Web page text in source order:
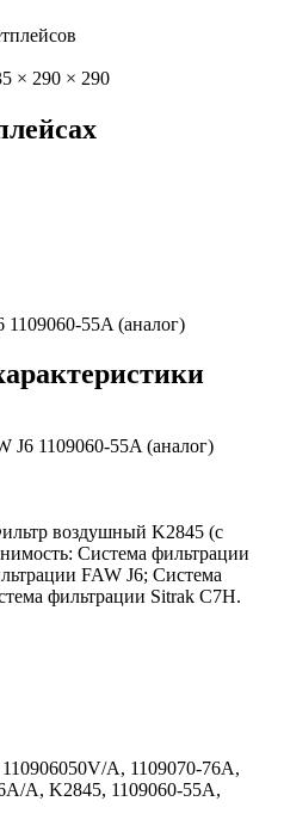
× 290 × 290
J6 1109060-55A (аналог)
воздушный K2845 (с
Система фильтрации
FAW J6; Система
фильтрации Sitrak C7H.
A, 1109070-76А,
A, K2845, 1109060-55A,